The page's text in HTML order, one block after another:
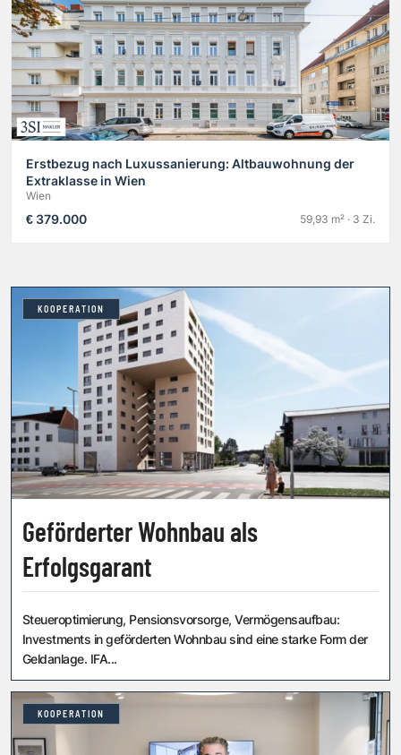
Erstbezug nach Luxussanierung: Altbauwohnung der
Extraklasse in Wien
Wien
€ 379.000 59,93 m² · 3 Zi.
KOOPERATION
Geförderter Wohnbau als
Erfolgsgarant
Steueroptimierung, Pensionsvorsorge, Vermögensaufbau:
Investments in geförderten Wohnbau sind eine starke Form der
Geldanlage. IFA...
KOOPERATION